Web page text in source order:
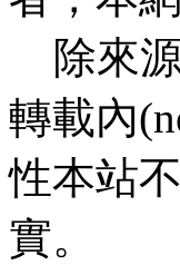
除來源
轉載內
性本站
實。